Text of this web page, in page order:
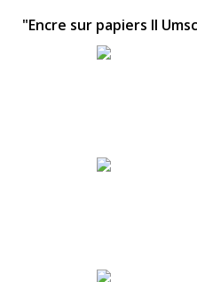
"Encre sur papiers II